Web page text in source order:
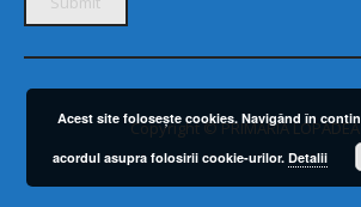
Copyright © PRIMARIA
Acest site foloseşte cookies. Navigând în
acordul asupra folosirii cookie-urilor. Detalii